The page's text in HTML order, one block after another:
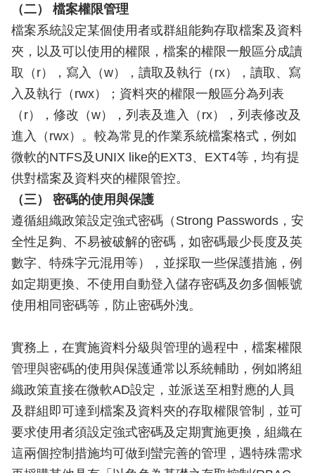
（二） 檔案權限管理
檔案系統設定某個使用者或群組能夠存取檔案及資料
夾，以及可以使用的權限，檔案的權限一般區分成讀
取（r），寫入（w），讀取及執行（rx），讀取、寫
入及執行（rwx）；資料夾的權限一般區分為列表
（r），修改（w），列表及進入（rx），列表修改及
進入（rwx）。較為常見的作業系統檔案格式，例如
微軟的NTFS及UNIX like的EXT3、EXT4等，均有提
供對檔案及資料夾的權限管控。
（三） 密碼的使用與保護
遵循組織政策設定強式密碼（Strong Passwords，安
全性足夠、不易被破解的密碼，如密碼最少長度及英
數字、特殊字元混用等），並採取一些保護措施，例
如定期更換、不使用自動登入儲存密碼及勿多個帳號
使用相同密碼等，防止密碼外洩。
實務上，在實施資料分級與管理的過程中，檔案權限
管理與密碼的使用與保護通常以系統輔助，例如將組
織政策直接在微軟AD設定，並派送至相對應的人員
及群組即可達到檔案及資料夾的存取權限管制，並可
要求使用者須設定強式密碼及定期實施更換，組織在
這兩個控制措施均可做到蠻完善的管理，遇特殊需求